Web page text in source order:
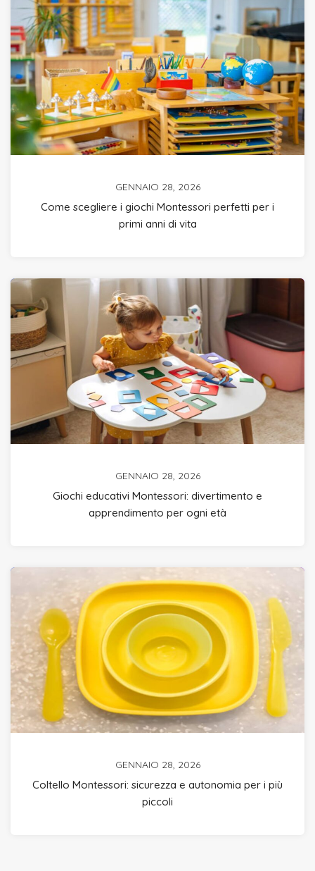
GENNAIO 28, 2026
Come scegliere i giochi Montessori perfetti per i
primi anni di vita
GENNAIO 28, 2026
Giochi educativi Montessori: divertimento e
apprendimento per ogni età
GENNAIO 28, 2026
Coltello Montessori: sicurezza e autonomia per i più
piccoli